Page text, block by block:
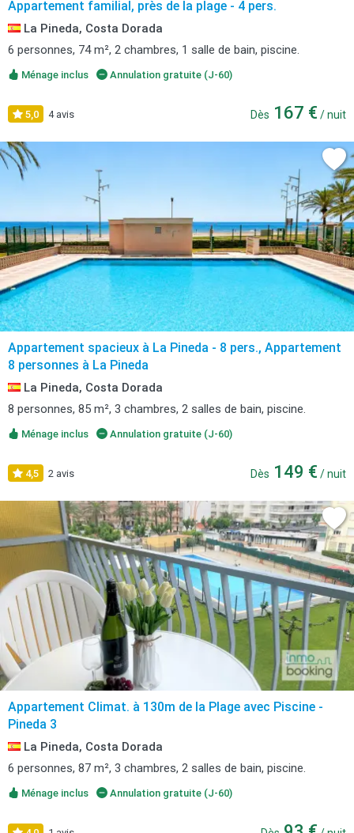
Appartement familial, près de la plage - 4 pers.
La Pineda, Costa Dorada
6 personnes, 74 m², 2 chambres, 1 salle de bain, piscine.
Ménage inclus Annulation gratuite (J-60)
5,0 4 avis Dès 167 € / nuit
Appartement spacieux à La Pineda - 8 pers., Appartement
8 personnes à La Pineda
La Pineda, Costa Dorada
8 personnes, 85 m², 3 chambres, 2 salles de bain, piscine.
Ménage inclus Annulation gratuite (J-60)
4,5 2 avis Dès 149 € / nuit
Appartement Climat. à 130m de la Plage avec Piscine -
Pineda 3
La Pineda, Costa Dorada
6 personnes, 87 m², 3 chambres, 2 salles de bain, piscine.
Ménage inclus Annulation gratuite (J-60)